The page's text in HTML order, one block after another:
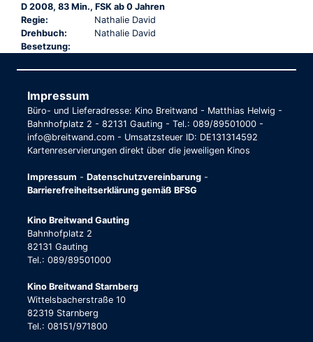
D 2008, 83 Min., FSK ab 0 Jahren
Regie:
Nathalie David
Drehbuch:
Nathalie David
Besetzung:
Impressum
Büro- und Lieferadresse: Kino Breitwand - Matthias Helwig -
Bahnhofplatz 2 - 82131 Gauting - Tel.: 089/89501000 -
info@breitwand.com - Umsatzsteuer ID: DE131314592
Kartenreservierungen direkt über die jeweiligen Kinos
Impressum - Datenschutzvereinbarung -
Barrierefreiheitserklärung gemäß BFSG
Kino Breitwand Gauting
Bahnhofplatz 2
82131 Gauting
Tel.: 089/89501000
Kino Breitwand Starnberg
Wittelsbacherstraße 10
82319 Starnberg
Tel.: 08151/971800